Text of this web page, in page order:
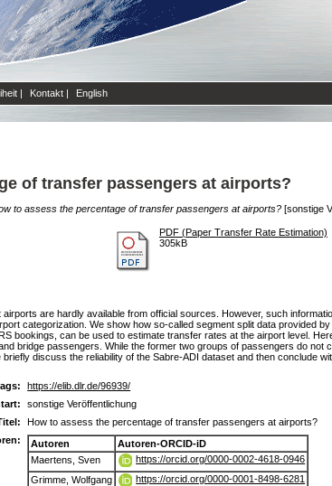
| Kontakt | English
of transfer passengers at airports?
to assess the percentage of transfer passengers at airports? [sonstige
PDF (Paper Transfer Rate Estimation)
305kB
are hardly available from official sources. However, such
categorization. We show how so-called segment split data provided
bookings, can be used to estimate transfer rates at the airport level.
bridge passengers. While the former two groups of passengers do
discuss the reliability of the Sabre-ADI dataset and then conclude
https://elib.dlr.de/96939/
sonstige Veröffentlichung
How to assess the percentage of transfer passengers at airports?
Autoren
Autoren-ORCID-iD
Maertens, Sven
https://orcid.org/0000-0002-4618-0946
Grimme, Wolfgang
https://orcid.org/0000-0001-8498-6281